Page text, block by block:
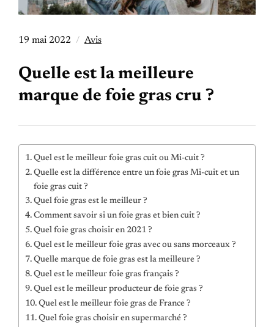
19 mai 2022 Avis
Quelle est la meilleure
marque de foie gras cru ?
Quel est le meilleur foie gras cuit ou Mi-cuit ?
Quelle est la différence entre un foie gras Mi-cuit et un
foie gras cuit ?
Quel foie gras est le meilleur ?
Comment savoir si un foie gras et bien cuit ?
Quel foie gras choisir en 2021 ?
Quel est le meilleur foie gras avec ou sans morceaux ?
Quelle marque de foie gras est la meilleure ?
Quel est le meilleur foie gras français ?
Quel est le meilleur producteur de foie gras ?
Quel est le meilleur foie gras de France ?
Quel foie gras choisir en supermarché ?